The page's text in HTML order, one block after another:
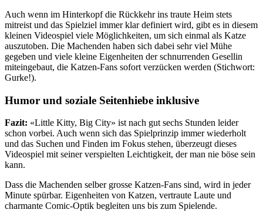
Auch wenn im Hinterkopf die Rückkehr ins traute Heim stets
mitreist und das Spielziel immer klar definiert wird, gibt es in diesem
kleinen Videospiel viele Möglichkeiten, um sich einmal als Katze
auszutoben. Die Machenden haben sich dabei sehr viel Mühe
gegeben und viele kleine Eigenheiten der schnurrenden Gesellin
miteingebaut, die Katzen-Fans sofort verzücken werden (Stichwort:
Gurke!).
Humor und soziale Seitenhiebe inklusive
Fazit: «Little Kitty, Big City» ist nach gut sechs Stunden leider
schon vorbei. Auch wenn sich das Spielprinzip immer wiederholt
und das Suchen und Finden im Fokus stehen, überzeugt dieses
Videospiel mit seiner verspielten Leichtigkeit, der man nie böse sein
kann.
Dass die Machenden selber grosse Katzen-Fans sind, wird in jeder
Minute spürbar. Eigenheiten von Katzen, vertraute Laute und
charmante Comic-Optik begleiten uns bis zum Spielende.